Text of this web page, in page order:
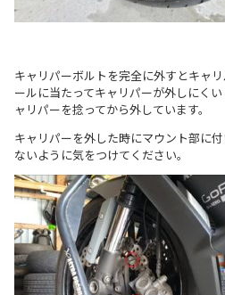
キャリパーボルトを完全に外すとキャ
ールに当たってキャリパーが外しにく
ャリパーを捻ってから外しています。
キャリパーを外した時にマウント部に
ないように気をつけてください。